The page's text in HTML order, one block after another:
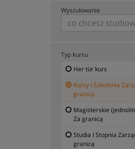
Wyszukiwanie
Typ kursu
Her tür kurs
Kursy i Szkolenia
granicą
Magisterskie
Za granicą
Studia I Stopnia
granicą